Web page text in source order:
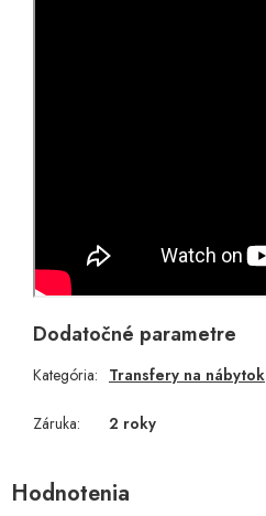
Dodatočné parametre
Kategória: Transfery na nábytok
Záruka: 2 roky